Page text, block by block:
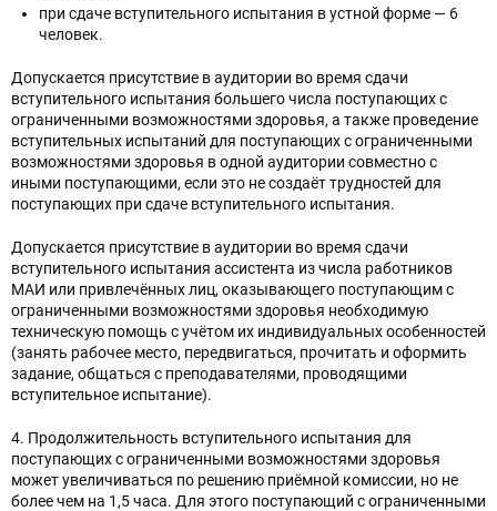
при сдаче вступительного испытания в устной форме — 6
человек.
Допускается присутствие в аудитории во время сдачи
вступительного испытания большего числа поступающих с
ограниченными возможностями здоровья, а также проведение
вступительных испытаний для поступающих с ограниченными
возможностями здоровья в одной аудитории совместно с
иными поступающими, если это не создаёт трудностей для
поступающих при сдаче вступительного испытания.
Допускается присутствие в аудитории во время сдачи
вступительного испытания ассистента из числа работников
МАИ или привлечённых лиц, оказывающего поступающим с
ограниченными возможностями здоровья необходимую
техническую помощь с учётом их индивидуальных особенностей
(занять рабочее место, передвигаться, прочитать и оформить
задание, общаться с преподавателями, проводящими
вступительное испытание).
4. Продолжительность вступительного испытания для
поступающих с ограниченными возможностями здоровья
может увеличиваться по решению приёмной комиссии, но не
более чем на 1,5 часа. Для этого поступающий с ограниченными